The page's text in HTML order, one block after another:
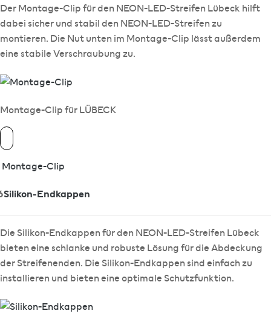
Der Montage-Clip für den NEON-LED-Streifen Lübeck hilft
dabei sicher und stabil den NEON-LED-Streifen zu
montieren. Die Nut unten im Montage-Clip lässt außerdem
eine stabile Verschraubung zu.
Montage-Clip für LÜBECK
Montage-Clip
Silikon-Endkappen
Die Silikon-Endkappen für den NEON-LED-Streifen Lübeck
bieten eine schlanke und robuste Lösung für die Abdeckung
der Streifenenden. Die Silikon-Endkappen sind einfach zu
installieren und bieten eine optimale Schutzfunktion.